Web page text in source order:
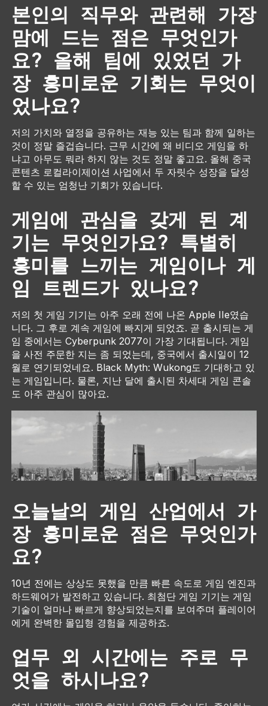
본인의 직무와 관련해 가장
맘에 드는 점은 무엇인가
요? 올해 팀에 있었던 가
장 흥미로운 기회는 무엇이
었나요?
저의 가치와 열정을 공유하는 재능 있는 팀과 함께 일하는
것이 정말 즐겁습니다. 근무 시간에 왜 비디오 게임을 하
냐고 아무도 뭐라 하지 않는 것도 정말 좋고요. 올해 중국
콘텐츠 로컬라이제이션 사업에서 두 자릿수 성장을 달성
할 수 있는 엄청난 기회가 있습니다.
게임에 관심을 갖게 된 계
기는 무엇인가요? 특별히
흥미를 느끼는 게임이나 게
임 트렌드가 있나요?
저의 첫 게임 기기는 아주 오래 전에 나온 Apple IIe였습
니다. 그 후로 계속 게임에 빠지게 되었죠. 곧 출시되는 게
임 중에서는 Cyberpunk 2077이 가장 기대됩니다. 게임
을 사전 주문한 지는 좀 되었는데, 중국에서 출시일이 12
월로 연기되었네요. Black Myth: Wukong도 기대하고 있
는 게임입니다. 물론, 지난 달에 출시된 차세대 게임 콘솔
도 아주 관심이 많아요.
오늘날의 게임 산업에서 가
장 흥미로운 점은 무엇인가
요?
10년 전에는 상상도 못했을 만큼 빠른 속도로 게임 엔진과
하드웨어가 발전하고 있습니다. 최첨단 게임 기기는 게임
기술이 얼마나 빠르게 향상되었는지를 보여주며 플레이어
에게 완벽한 몰입형 경험을 제공하죠.
업무 외 시간에는 주로 무
엇을 하시나요?